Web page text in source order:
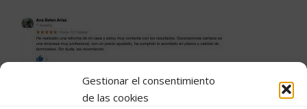
Gestionar el consentimiento
de las cookies